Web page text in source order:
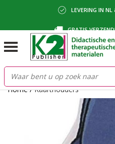
LEVERING IN
GRATIS
BETALING VIA IDEAL,
Home/Kaarthouders